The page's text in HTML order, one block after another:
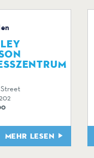
MEHR LESEN